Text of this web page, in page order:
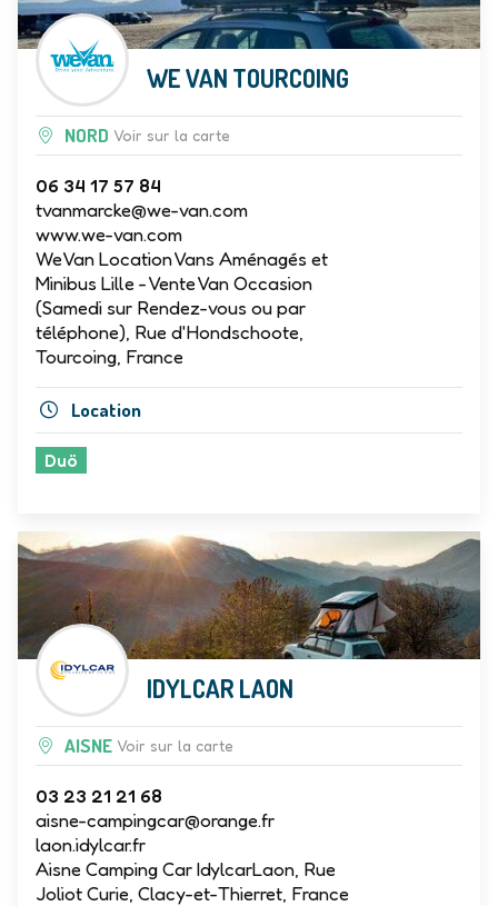
WE VAN TOURCOING
NORD Voir sur la carte
06 34 17 57 84
tvanmarcke@we-van.com
www.we-van.com
WeVan Location Vans Aménagés et
Minibus Lille - Vente Van Occasion
(Samedi sur Rendez-vous ou par
téléphone), Rue d'Hondschoote,
Tourcoing, France
Location
Duö
IDYLCAR LAON
AISNE Voir sur la carte
03 23 21 21 68
aisne-campingcar@orange.fr
laon.idylcar.fr
Aisne Camping Car IdylcarLaon, Rue
Joliot Curie, Clacy-et-Thierret, France